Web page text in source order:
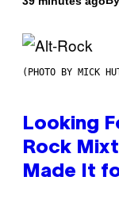
(PHOTO BY MICK
Looking
Rock
Made It